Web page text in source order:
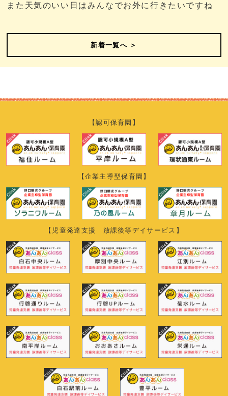
また天気のいい日はみんなでお外に行きたいですね
新着一覧へ ＞
【認可保育園】
【企業主導型保育園】
【児童発達支援 放課後等デイサービス】